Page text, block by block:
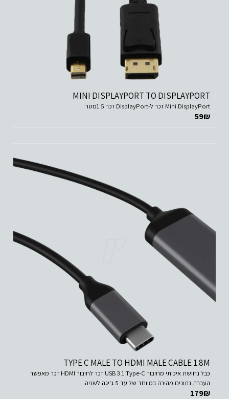
MINI DISPLAYPORT TO DISPLAYPORT
Mini DisplayPort זכר ל-DisplayPort זכר 1.5מטר
59₪
TYPE C MALE TO HDMI MALE CABLE 1.8M
כבל נחושת איכותי מחיבור USB 3.1 Type-C זכר לחיבור HDMI זכר מאפשר
העברת נתונים מהירה במיוחד של עד 5 ג'יגה לשניה.
179₪